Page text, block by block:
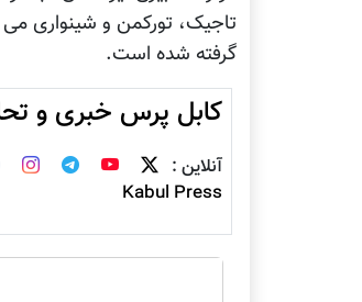
تاجیک، تورکمن و شینواری
گرفته شده است.
کابل پرس خبری و
آنلاین :
Kabul Press